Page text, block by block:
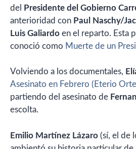
del
Presidente del Gobierno
anterioridad con Paul Naschy/
Luis Galiardo en el reparto. Esta
conoció como Muerte de un
Volviendo a los documentales,
Asesinato en Febrero (Eterio
partiendo del asesinato de
escolta.
Emilio Martínez Lázaro (sí, el de